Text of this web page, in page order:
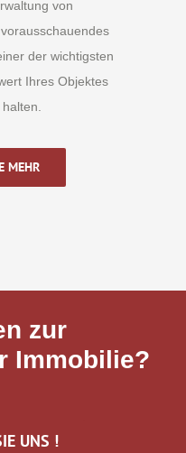
von
der wichtigsten
Ihres Objektes
MEHR
zur
Immobilie?
UNS !